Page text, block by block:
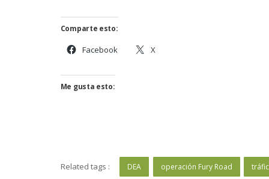
Comparte esto:
Facebook X
Me gusta esto:
Related tags : DEA operación Fury Road